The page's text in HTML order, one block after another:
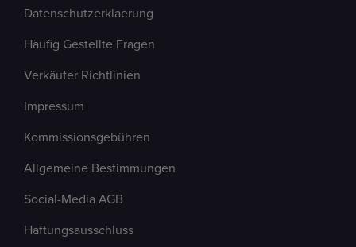
Datenschutzerklaerung
Häufig Gestellte Fragen
Verkäufer Richtlinien
Impressum
Kommissionsgebühren
Allgemeine Bestimmungen
Social-Media AGB
Haftungsausschluss